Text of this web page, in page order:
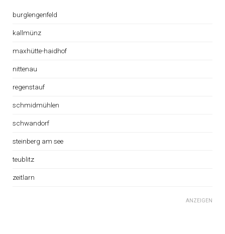
burglengenfeld
kallmünz
maxhütte-haidhof
nittenau
regenstauf
schmidmühlen
schwandorf
steinberg am see
teublitz
zeitlarn
ANZEIGEN